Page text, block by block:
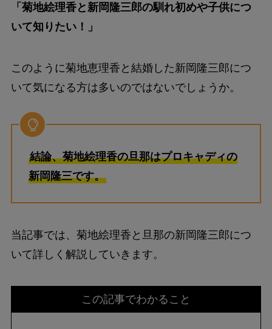
「菊地絵理香と新岡隆三郎の馴れ初めや子供につ
いて知りたい！」
このように菊地恵理香と結婚した新岡隆三郎につ
いて気になる方は多いのではないでしょうか。
結論、菊地絵理香の旦那はプロキャディの
新岡隆三です。
当記事では、菊地絵理香と旦那の新岡隆三郎につ
いて詳しく解説していきます。
この記事でわかること